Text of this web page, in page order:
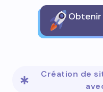
Création de